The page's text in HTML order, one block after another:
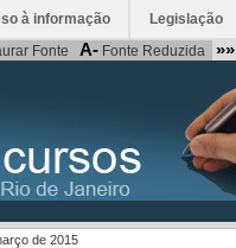
à informação Legislação
Fonte A- Fonte Reduzida »»
de 2015